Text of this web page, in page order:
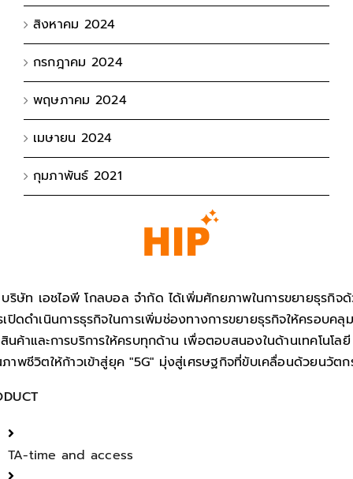
สิงหาคม 2024
กรกฎาคม 2024
พฤษภาคม 2024
เมษายน 2024
กุมภาพันธ์ 2021
บริษัท เอชไอพี โกลบอล จำกัด ได้เพิ่มศักยภาพในการขยายธุรกิจ
เปิดดำเนินการธุรกิจในการเพิ่มช่องทางการขยายธุรกิจให้ครอบคลุ
นค้าและการบริการให้ครบทุกด้าน เพื่อตอบสนองในด้านเทคโนโล
าพชีวิตให้ก้าวเข้าสู่ยุค "5G" มุ่งสู่เศรษฐกิจที่ขับเคลื่อนด้วยนวัตก
TA-time and access